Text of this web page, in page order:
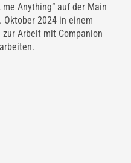
Anything“ auf der Main
Oktober 2024 in einem
Arbeit mit Companion